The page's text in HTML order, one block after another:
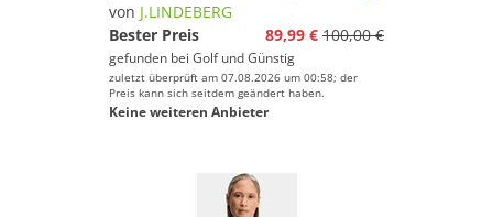
von J.LINDEBERG
Bester Preis
89,99 € 100,00 €
gefunden bei Golf und Günstig
zuletzt überprüft am 07.08.2026 um 00:58; der
Preis kann sich seitdem geändert haben.
Keine weiteren Anbieter